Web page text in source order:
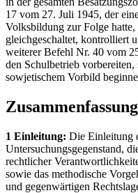
17 vom 27. Juli 1945, der
Volksbildung zur Folge
gleichgeschaltet, kontrolliert
weiterer Befehl Nr. 40 vom
den Schulbetrieb vorbereiten,
sowjetischem Vorbild
1 Einleitung: Die Einleitung
Untersuchungsgegenstand,
rechtlicher
sowie das methodische
und gegenwärtigen